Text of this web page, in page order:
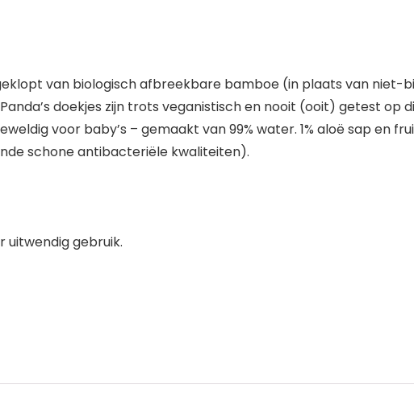
van biologisch afbreekbare bamboe (in plaats van niet-
doekjes zijn trots veganistisch en nooit (ooit) getest op
voor baby’s – gemaakt van 99% water. 1% aloë sap en
schone antibacteriële kwaliteiten).
uitwendig gebruik.